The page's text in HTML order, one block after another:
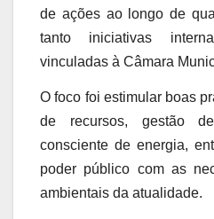
de ações ao longo de
tanto iniciativas
vinculadas à Câmara
O foco foi estimular boas
de recursos, gestão
consciente de energia,
poder público com as
ambientais da atualidade.